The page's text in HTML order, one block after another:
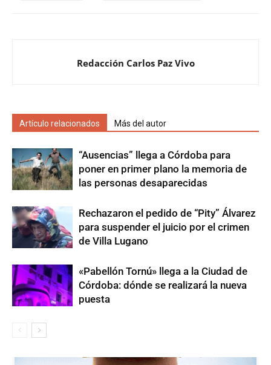
Redacción Carlos Paz Vivo
Artículo relacionados Más del autor
“Ausencias” llega a Córdoba para
poner en primer plano la memoria de
las personas desaparecidas
Rechazaron el pedido de “Pity” Álvarez
para suspender el juicio por el crimen
de Villa Lugano
«Pabellón Tornú» llega a la Ciudad de
Córdoba: dónde se realizará la nueva
puesta